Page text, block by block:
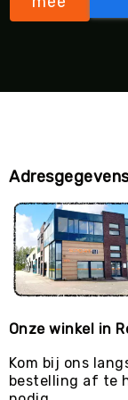
Onze winkel in
Kom bij ons
bestelling af te